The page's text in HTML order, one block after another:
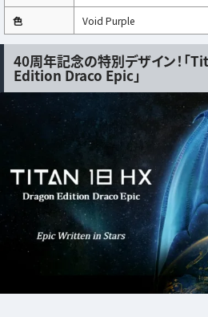
色 Void Purple
40周年記念の特別デザイン！「
Edition Draco Epic」